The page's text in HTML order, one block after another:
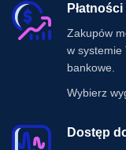
Zakupów
w systemie
bankowe.
Wybierz
Dostęp